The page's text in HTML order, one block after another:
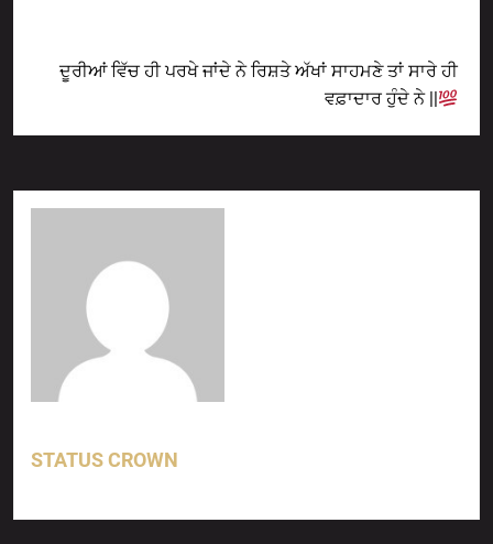
ਦੂਰੀਆਂ ਵਿੱਚ ਹੀ ਪਰਖੇ ਜਾਂਦੇ ਨੇ ਰਿਸ਼ਤੇ ਅੱਖਾਂ ਸਾਹਮਣੇ ਤਾਂ ਸਾਰੇ ਹੀ
ਵਫ਼ਾਦਾਰ ਹੁੰਦੇ ਨੇ ||
STATUS CROWN